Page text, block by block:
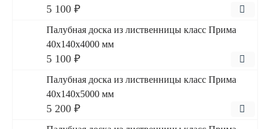
5 100 ₽
Палубная доска из лиственницы класс Прима
40x140x4000 мм
5 100 ₽
Палубная доска из лиственницы класс Прима
40x140x5000 мм
5 200 ₽